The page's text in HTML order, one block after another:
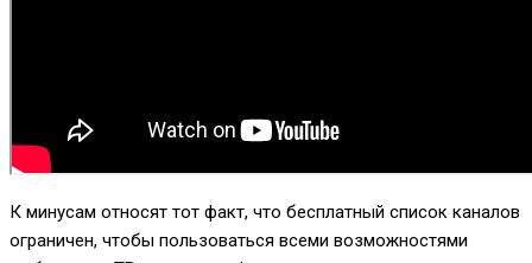
К минусам относят тот факт, что бесплатный список каналов
ограничен, чтобы пользоваться всеми возможностями